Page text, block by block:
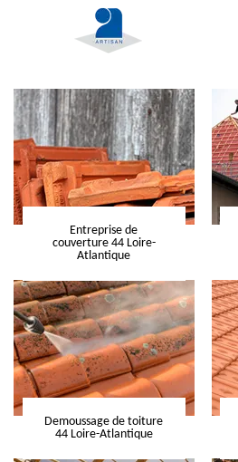
Entreprise de
couverture 44 Loire-
Atlantique
Demoussage de toiture
44 Loire-Atlantique